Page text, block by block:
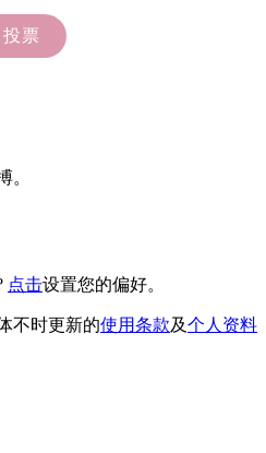
。
点击设置您的偏好。
不时更新的使用条款及个人资料